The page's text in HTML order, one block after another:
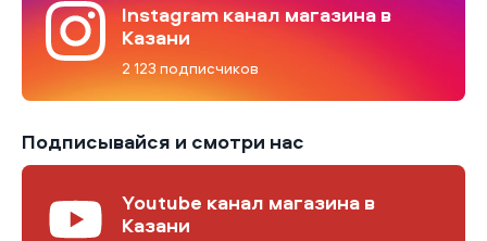
Instagram канал магазина в
Казани
2 123 подписчиков
Подписывайся и смотри нас
Youtube канал магазина в
Казани